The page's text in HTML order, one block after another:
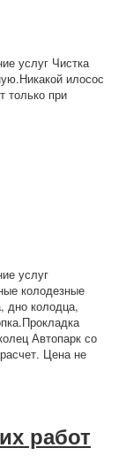
услуг Чистка
илосос
только при
услуг
колодезные
дно колодца,
Автопарк со
Цена не
работ